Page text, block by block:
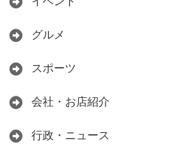
グルメ
スポーツ
会社・お店紹介
行政・ニュース